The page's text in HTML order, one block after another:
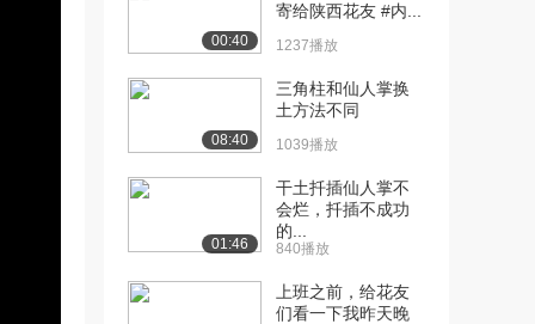
00:40
寄给陕西花友 #内...
1237播放
08:40
三角柱和仙人掌换
土方法不同
1039播放
01:46
干土扦插仙人掌不
会烂，扦插不成功
的...
840播放
上班之前，给花友
们看一下我昨天晚